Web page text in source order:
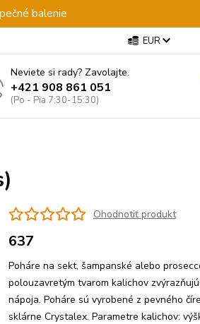
balenie
EUR
Neviete si rady? Zavolajte.
+421 908 861 051
(Po - Pia 7:30-15:30)
Ohodnotiť produkt
637
Poháre na sekt, šampanské alebo
polouzavretým tvarom kalichov
nápoja. Poháre sú vyrobené z pevného
sklárne Crystalex. Parametre kalichov: